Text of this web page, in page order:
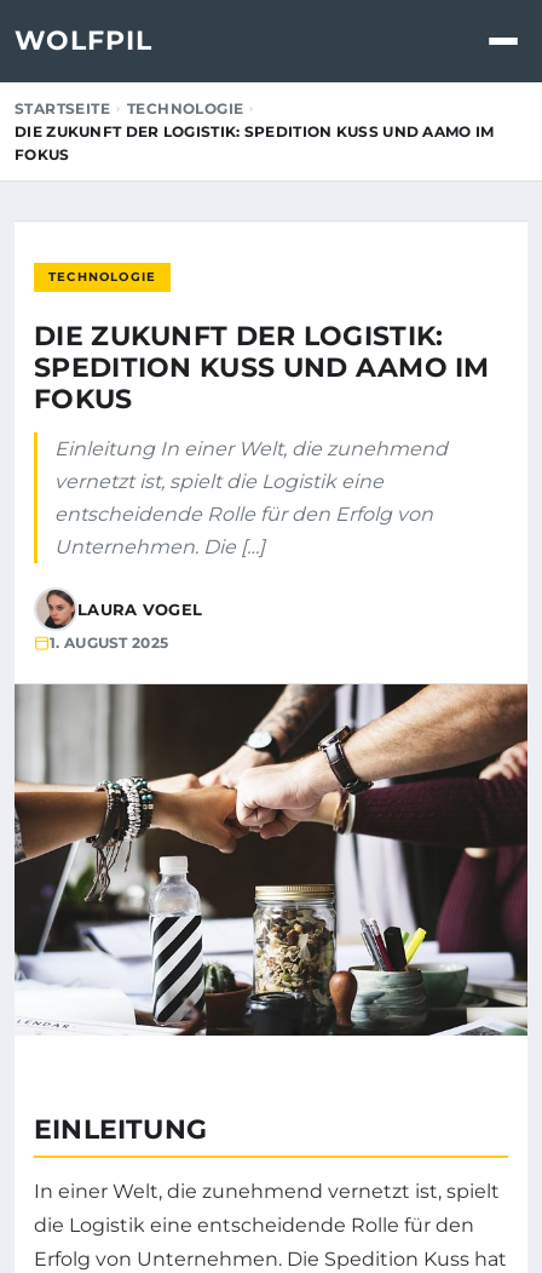
WOLFPIL
STARTSEITE
TECHNOLOGIE
DIE ZUKUNFT DER LOGISTIK: SPEDITION KUSS UND AAMO IM
FOKUS
TECHNOLOGIE
DIE ZUKUNFT DER LOGISTIK:
SPEDITION KUSS UND AAMO IM
FOKUS
Einleitung In einer Welt, die zunehmend
vernetzt ist, spielt die Logistik eine
entscheidende Rolle für den Erfolg von
Unternehmen. Die […]
LAURA VOGEL
1. AUGUST 2025
EINLEITUNG
In einer Welt, die zunehmend vernetzt ist, spielt
die Logistik eine entscheidende Rolle für den
Erfolg von Unternehmen. Die Spedition Kuss hat